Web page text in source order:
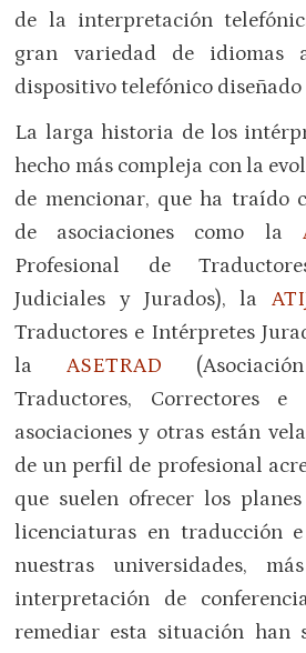
de la interpretación
gran variedad de idiomas
dispositivo telefónico diseñado
La larga historia de los
hecho más compleja con la
de mencionar, que ha traído
de asociaciones como la
Profesional de
Judiciales y Jurados), la
Traductores e Intérpretes
laASETRAD
Traductores, Correctores e
asociaciones y otras están
de un perfil de profesional
que suelen ofrecer los
licenciaturas en traducción
nuestras universidades,
interpretación de
remediar esta situación han